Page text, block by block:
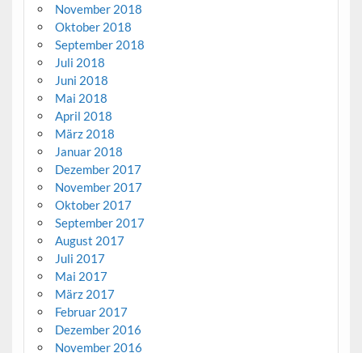
November 2018
Oktober 2018
September 2018
Juli 2018
Juni 2018
Mai 2018
April 2018
März 2018
Januar 2018
Dezember 2017
November 2017
Oktober 2017
September 2017
August 2017
Juli 2017
Mai 2017
März 2017
Februar 2017
Dezember 2016
November 2016